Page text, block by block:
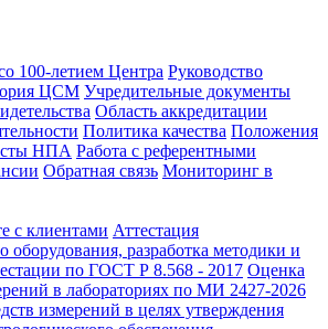
100-летием Центра Руководство
ЦСМ Учредительные документы
Область аккредитации
Политика качества Положения
НПА Работа с референтными
Обратная связь Мониторинг в
с клиентами Аттестация
оборудования, разработка методики и
по ГОСТ Р 8.568 - 2017 Оценка
в лабораториях по МИ 2427-2026
измерений в целях утверждения